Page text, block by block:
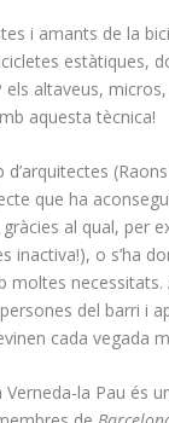
i amants de la
estàtiques,
altaveus,
aquesta tècnica!
d’arquitectes
que ha
al qual, per
inactiva!), o s’ha
necessitats.
del barri i
cada vegada
Verneda-la Pau és